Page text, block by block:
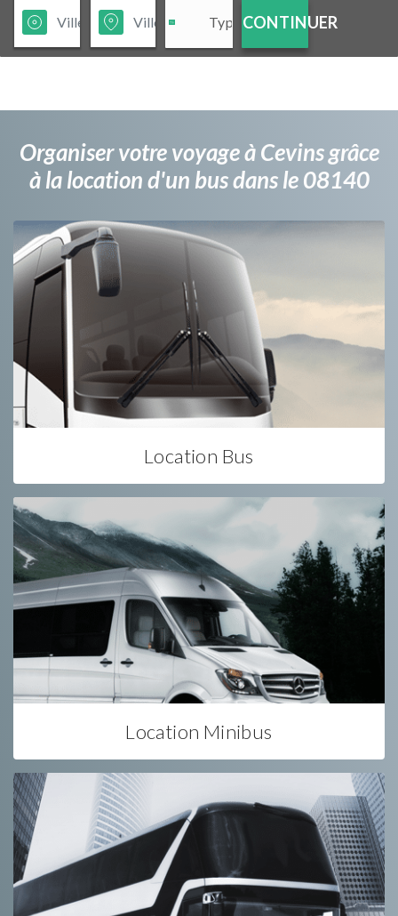
CONTINUER
Organiser votre voyage à Cevins grâce
à la location d'un bus dans le 08140
Location Bus
Location Minibus